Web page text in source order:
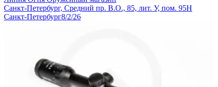
Санкт-Петербург, Средний пр. В.О., 85, лит. У, пом. 95Н
Санкт-Петербург8/2/26